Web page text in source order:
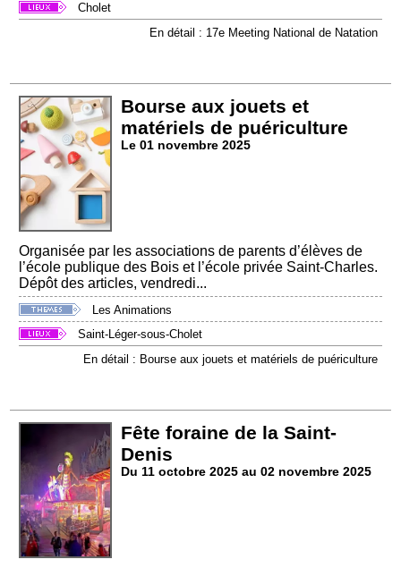
Cholet
En détail : 17e Meeting National de Natation
Bourse aux jouets et
matériels de puériculture
Le 01 novembre 2025
Organisée par les associations de parents d’élèves de
l’école publique des Bois et l’école privée Saint-Charles.
Dépôt des articles, vendredi...
Les Animations
Saint-Léger-sous-Cholet
En détail : Bourse aux jouets et matériels de puériculture
Fête foraine de la Saint-
Denis
Du 11 octobre 2025 au 02 novembre 2025